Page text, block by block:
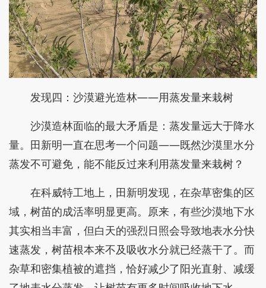
发现四：沙漠避光造林——用蒸发量来栽树
沙漠造林面临的最大矛盾是：蒸发量远大于降水
量。田新明一直在思考一个问题——既然沙漠里水分
蒸发不可避免，能不能反过来利用蒸发量来栽树？
在科威特工地上，田新明发现，在杂草密集的区
域，树苗的成活率明显更高。原来，有些沙漠地下水
其实相当丰富，但白天的强烈日照会导致地表水分快
速蒸发，树苗根本来不及吸收水分就已经蒸干了。而
杂草和密集植被的遮挡，恰好减少了阳光直射、减缓